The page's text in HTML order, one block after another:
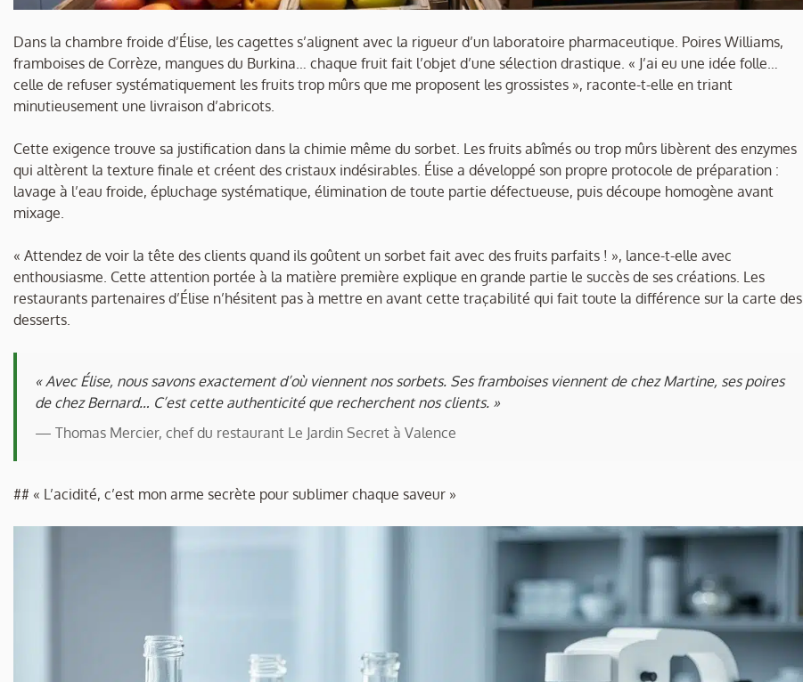
Dans la chambre froide d’Élise, les cagettes s’alignent avec la rigueur d’un laboratoire pharmaceutique. Poires Williams,
framboises de Corrèze, mangues du Burkina… chaque fruit fait l’objet d’une sélection drastique. « J’ai eu une idée folle…
celle de refuser systématiquement les fruits trop mûrs que me proposent les grossistes », raconte-t-elle en triant
minutieusement une livraison d’abricots.
Cette exigence trouve sa justification dans la chimie même du sorbet. Les fruits abîmés ou trop mûrs libèrent des enzymes
qui altèrent la texture finale et créent des cristaux indésirables. Élise a développé son propre protocole de préparation :
lavage à l’eau froide, épluchage systématique, élimination de toute partie défectueuse, puis découpe homogène avant
mixage.
« Attendez de voir la tête des clients quand ils goûtent un sorbet fait avec des fruits parfaits ! », lance-t-elle avec
enthousiasme. Cette attention portée à la matière première explique en grande partie le succès de ses créations. Les
restaurants partenaires d’Élise n’hésitent pas à mettre en avant cette traçabilité qui fait toute la différence sur la carte des
desserts.
« Avec Élise, nous savons exactement d’où viennent nos sorbets. Ses framboises viennent de chez Martine, ses poires
de chez Bernard… C’est cette authenticité que recherchent nos clients. »
— Thomas Mercier, chef du restaurant Le Jardin Secret à Valence
## « L’acidité, c’est mon arme secrète pour sublimer chaque saveur »